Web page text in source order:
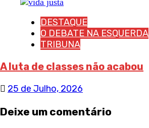
DESTAQUE
O DEBATE NA ESQUERDA
TRIBUNA
A luta de classes não acabou
25 de Julho, 2026
Deixe um comentário